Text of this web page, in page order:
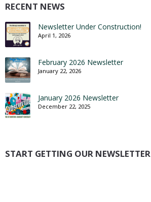
RECENT NEWS
Newsletter Under Construction!
April 1, 2026
February 2026 Newsletter
January 22, 2026
January 2026 Newsletter
December 22, 2025
START GETTING OUR NEWSLETTER